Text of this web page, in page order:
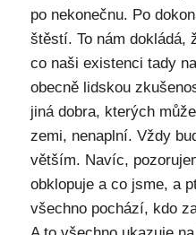
po nekonečnu. Po
štěstí. To nám dokládá,
co naši existenci tady
obecně lidskou
jiná dobra, kterých
zemi, nenaplní. Vždy
větším. Navíc,
obklopuje a co jsme, a
všechno pochází, kdo